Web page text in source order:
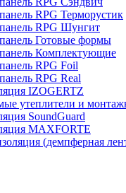
RPG Терморустик
RPG Шунгит
Готовые формы
Комплектующие
RPG Foil
RPG Real
IZOGERTZ
утеплители и
SoundGuard
MAXFORTE
(демпферная